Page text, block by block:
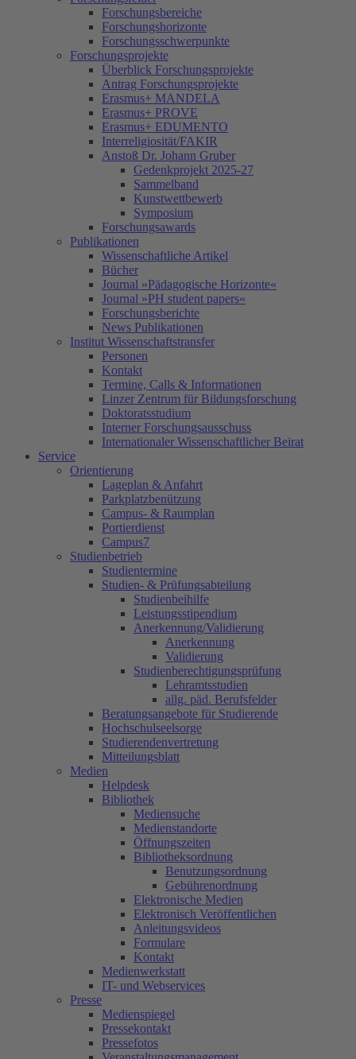
Forschungsbereiche
Forschungshorizonte
Forschungsschwerpunkte
Forschungsprojekte
Überblick Forschungsprojekte
Antrag Forschungsprojekte
Erasmus+ MANDELA
Erasmus+ PROVE
Erasmus+ EDUMENTO
Interreligiosität/FAKIR
Anstoß Dr. Johann Gruber
Gedenkprojekt 2025-27
Sammelband
Kunstwettbewerb
Symposium
Forschungsawards
Publikationen
Wissenschaftliche Artikel
Bücher
Journal »Pädagogische Horizonte«
Journal »PH student papers«
Forschungsberichte
News Publikationen
Institut Wissenschaftstransfer
Personen
Kontakt
Termine, Calls & Informationen
Linzer Zentrum für Bildungsforschung
Doktoratsstudium
Interner Forschungsausschuss
Internationaler Wissenschaftlicher Beirat
Service
Orientierung
Lageplan & Anfahrt
Parkplatzbenützung
Campus- & Raumplan
Portierdienst
Campus7
Studienbetrieb
Studientermine
Studien- & Prüfungsabteilung
Studienbeihilfe
Leistungsstipendium
Anerkennung/Validierung
Anerkennung
Validierung
Studienberechtigungsprüfung
Lehramtsstudien
allg. päd. Berufsfelder
Beratungsangebote für Studierende
Hochschulseelsorge
Studierendenvertretung
Mitteilungsblatt
Medien
Helpdesk
Bibliothek
Mediensuche
Medienstandorte
Öffnungszeiten
Bibliotheksordnung
Benutzungsordnung
Gebührenordnung
Elektronische Medien
Elektronisch Veröffentlichen
Anleitungsvideos
Formulare
Kontakt
Medienwerkstatt
IT- und Webservices
Presse
Medienspiegel
Pressekontakt
Pressefotos